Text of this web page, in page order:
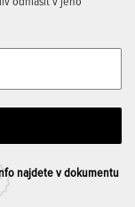
najdete v dokumentu